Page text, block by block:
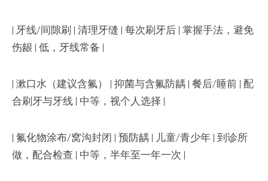
| 牙线/间隙刷 | 清理牙缝 | 每次刷牙后 | 掌握手法，避免
伤龈 | 低，牙线常备 |
| 漱口水（建议含氟） | 抑菌与含氟防龋 | 餐后/睡前 | 配
合刷牙与牙线 | 中等，视个人选择 |
| 氟化物涂布/窝沟封闭 | 预防龋 | 儿童/青少年 | 到诊所
做，配合检查 | 中等，半年至一年一次 |